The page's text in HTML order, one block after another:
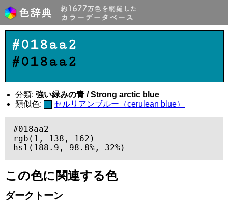
#018aa2
#018aa2
分類: 強い緑みの青 / Strong arctic blue
類似色:
セルリアンブルー（cerulean blue）
#018aa2
rgb(1, 138, 162)
hsl(188.9, 98.8%, 32%)
この色に関連する色
ダークトーン